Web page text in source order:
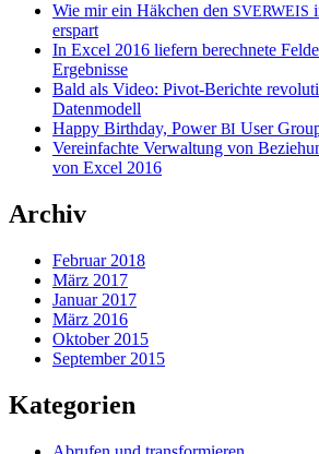
Wie mir ein Häkchen den SVERWEIS
erspart
In Excel 2016 liefern berechnete
Ergebnisse
Bald als Video: Pivot-Berichte
Datenmodell
Happy Birthday, PowerBI User
Vereinfachte Verwaltung von
von Excel 2016
Archiv
Februar 2018
März 2017
Januar 2017
März 2016
Oktober 2015
September 2015
Kategorien